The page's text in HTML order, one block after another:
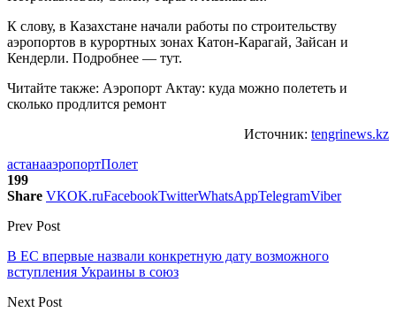
К слову, в Казахстане начали работы по строительству
аэропортов в курортных зонах Катон-Карагай, Зайсан и
Кендерли. Подробнее — тут.
Читайте также: Аэропорт Актау: куда можно полететь и
сколько продлится ремонт
Источник: tengrinews.kz
астанааэропортПолет
199
Share VKOK.ruFacebookTwitterWhatsAppTelegramViber
Prev Post
В ЕС впервые назвали конкретную дату возможного
вступления Украины в союз
Next Post